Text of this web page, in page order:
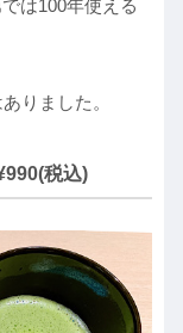
は100年使える
りました。
税込)